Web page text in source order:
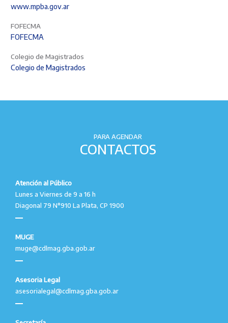
www.mpba.gov.ar
FOFECMA
FOFECMA
Colegio de Magistrados
Colegio de Magistrados
PARA AGENDAR
CONTACTOS
Atención al Público
Lunes a Viernes de 9 a 16 h
Diagonal 79 N°910 La Plata, CP 1900
MUGE
muge@cdlmag.gba.gob.ar
Asesoria Legal
asesorialegal@cdlmag.gba.gob.ar